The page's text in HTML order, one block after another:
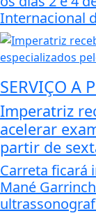
Internacional
SERVIÇO A
Imperatriz
acelerar
partir de
Carreta ficará
Mané